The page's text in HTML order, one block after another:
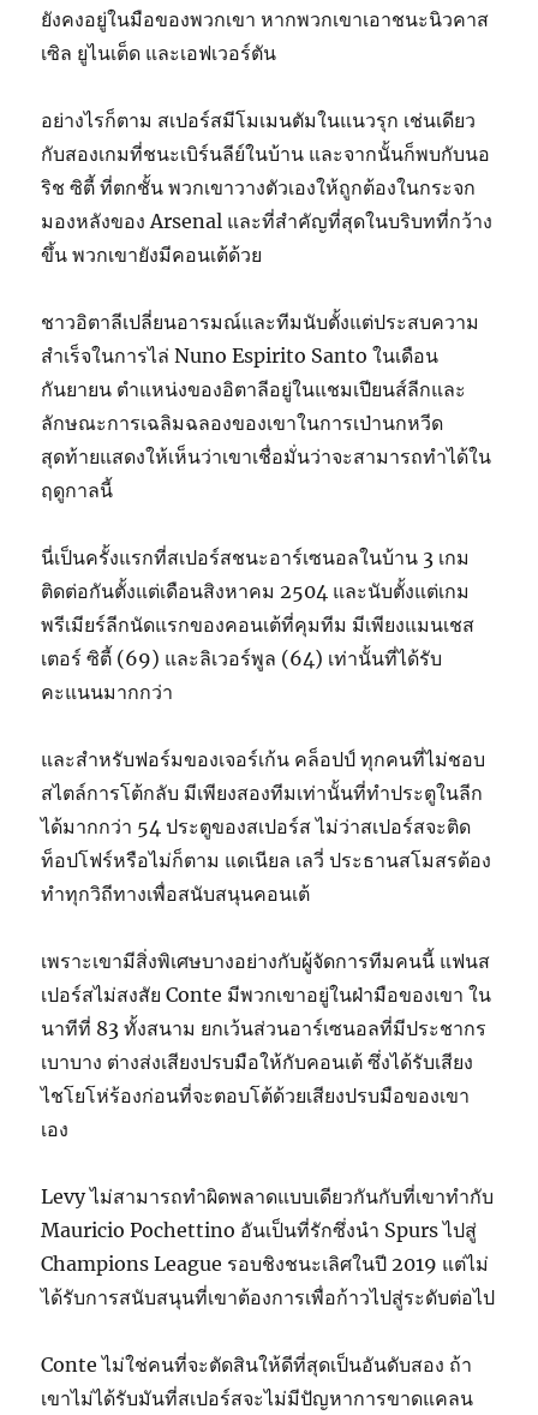
ยังคงอยู่ในมือของพวกเขา หากพวกเขาเอาชนะนิวคาส
เซิล ยูไนเต็ด และเอฟเวอร์ตัน
อย่างไรก็ตาม สเปอร์สมีโมเมนตัมในแนวรุก เช่นเดียว
กับสองเกมที่ชนะเบิร์นลีย์ในบ้าน และจากนั้นก็พบกับนอ
ริช ซิตี้ ที่ตกชั้น พวกเขาวางตัวเองให้ถูกต้องในกระจก
มองหลังของ Arsenal และที่สำคัญที่สุดในบริบทที่กว้าง
ขึ้น พวกเขายังมีคอนเต้ด้วย
ชาวอิตาลีเปลี่ยนอารมณ์และทีมนับตั้งแต่ประสบความ
สำเร็จในการไล่ Nuno Espirito Santo ในเดือน
กันยายน ตำแหน่งของอิตาลีอยู่ในแชมเปียนส์ลีกและ
ลักษณะการเฉลิมฉลองของเขาในการเป่านกหวีด
สุดท้ายแสดงให้เห็นว่าเขาเชื่อมั่นว่าจะสามารถทำได้ใน
ฤดูกาลนี้
นี่เป็นครั้งแรกที่สเปอร์สชนะอาร์เซนอลในบ้าน 3 เกม
ติดต่อกันตั้งแต่เดือนสิงหาคม 2504 และนับตั้งแต่เกม
พรีเมียร์ลีกนัดแรกของคอนเต้ที่คุมทีม มีเพียงแมนเชส
เตอร์ ซิตี้ (69) และลิเวอร์พูล (64) เท่านั้นที่ได้รับ
คะแนนมากกว่า
และสำหรับฟอร์มของเจอร์เก้น คล็อปป์ ทุกคนที่ไม่ชอบ
สไตล์การโต้กลับ มีเพียงสองทีมเท่านั้นที่ทำประตูในลีก
ได้มากกว่า 54 ประตูของสเปอร์ส ไม่ว่าสเปอร์สจะติด
ท็อปโฟร์หรือไม่ก็ตาม แดเนียล เลวี่ ประธานสโมสรต้อง
ทำทุกวิถีทางเพื่อสนับสนุนคอนเต้
เพราะเขามีสิ่งพิเศษบางอย่างกับผู้จัดการทีมคนนี้ แฟนส
เปอร์สไม่สงสัย Conte มีพวกเขาอยู่ในฝ่ามือของเขา ใน
นาทีที่ 83 ทั้งสนาม ยกเว้นส่วนอาร์เซนอลที่มีประชากร
เบาบาง ต่างส่งเสียงปรบมือให้กับคอนเต้ ซึ่งได้รับเสียง
ไชโยโห่ร้องก่อนที่จะตอบโต้ด้วยเสียงปรบมือของเขา
เอง
Levy ไม่สามารถทำผิดพลาดแบบเดียวกันกับที่เขาทำกับ
Mauricio Pochettino อันเป็นที่รักซึ่งนำ Spurs ไปสู่ ​​
Champions League รอบชิงชนะเลิศในปี 2019 แต่ไม่
ได้รับการสนับสนุนที่เขาต้องการเพื่อก้าวไปสู่ระดับต่อไป
Conte ไม่ใช่คนที่จะตัดสินให้ดีที่สุดเป็นอันดับสอง ถ้า
เขาไม่ได้รับมันที่สเปอร์สจะไม่มีปัญหาการขาดแคลน